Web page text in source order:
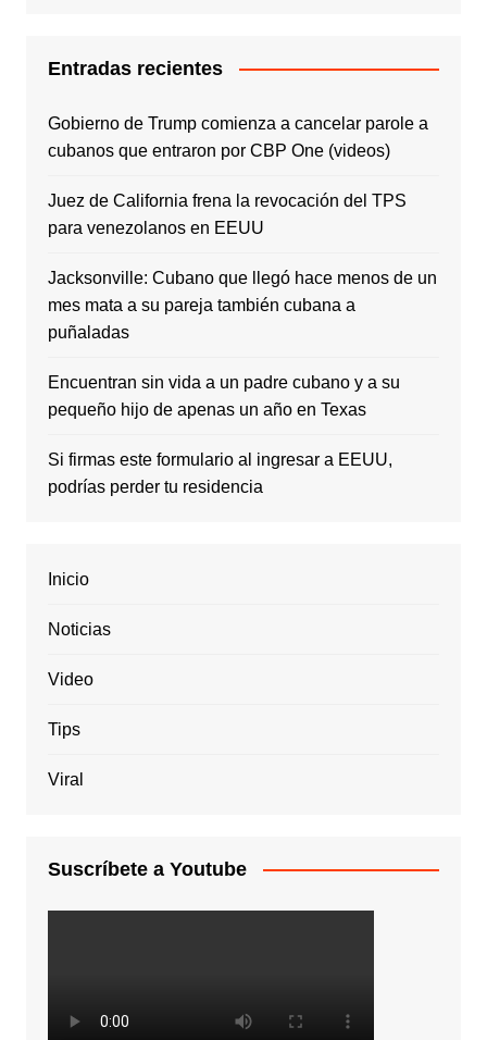
Entradas recientes
Gobierno de Trump comienza a cancelar parole a
cubanos que entraron por CBP One (videos)
Juez de California frena la revocación del TPS
para venezolanos en EEUU
Jacksonville: Cubano que llegó hace menos de un
mes mata a su pareja también cubana a
puñaladas
Encuentran sin vida a un padre cubano y a su
pequeño hijo de apenas un año en Texas
Si firmas este formulario al ingresar a EEUU,
podrías perder tu residencia
Inicio
Noticias
Video
Tips
Viral
Suscríbete a Youtube